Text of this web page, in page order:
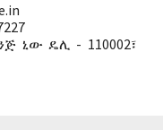
ኒው ዴሊ - 110002፣